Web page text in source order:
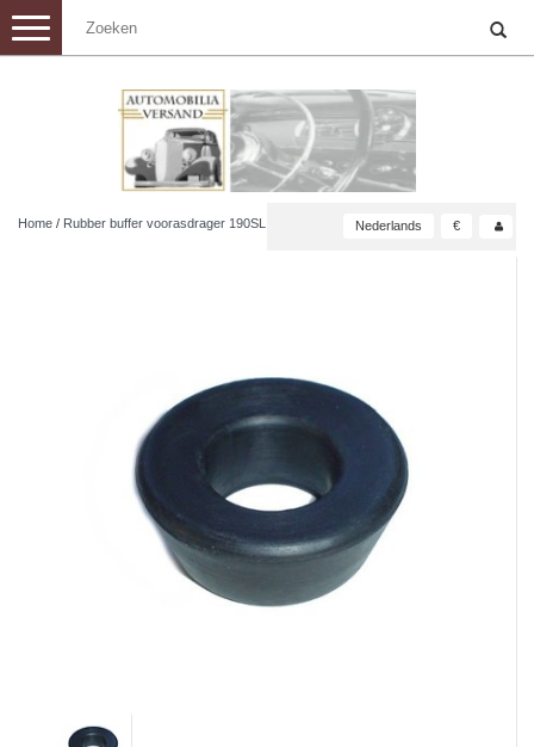
Toggle
navigation
Home / Rubber buffer voorasdrager 190SL Nederlands €